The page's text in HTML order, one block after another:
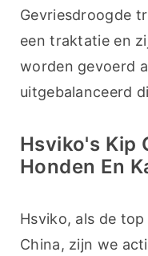
Gevriesdroogde
een traktatie en
worden gevoerd
uitgebalanceerd
Hsviko's Kip
Honden En
Hsviko, als de
China, zijn we